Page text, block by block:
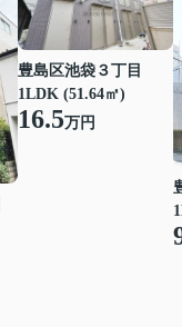
豊島区池袋３丁目
1LDK (51.64㎡)
16.5万円